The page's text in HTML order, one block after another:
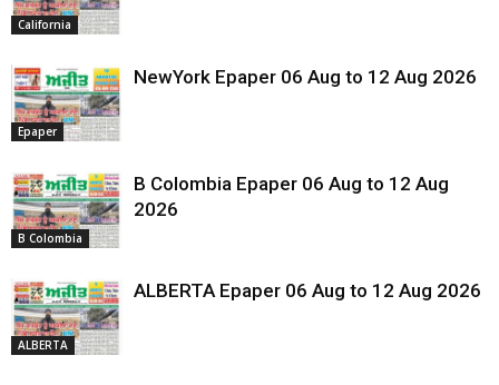
California
Epaper
NewYork Epaper 06 Aug to 12 Aug 2026
B Colombia
B Colombia Epaper 06 Aug to 12 Aug
2026
ALBERTA
ALBERTA Epaper 06 Aug to 12 Aug 2026